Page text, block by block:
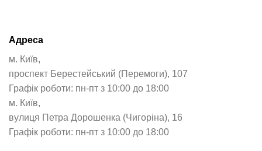
Адреса
м. Київ,
проспект Берестейський (Перемоги), 107
Графік роботи: пн-пт з 10:00 до 18:00
м. Київ,
вулиця Петра Дорошенка (Чигоріна), 16
Графік роботи: пн-пт з 10:00 до 18:00